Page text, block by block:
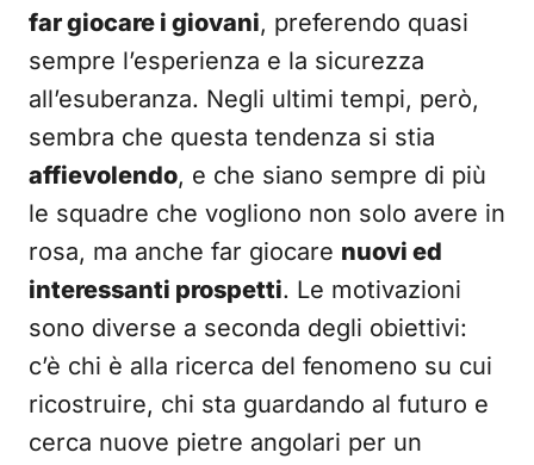
far giocare i giovani, preferendo quasi
sempre l’esperienza e la sicurezza
all’esuberanza. Negli ultimi tempi, però,
sembra che questa tendenza si stia
affievolendo, e che siano sempre di più
le squadre che vogliono non solo avere in
rosa, ma anche far giocare nuovi ed
interessanti prospetti. Le motivazioni
sono diverse a seconda degli obiettivi:
c’è chi è alla ricerca del fenomeno su cui
ricostruire, chi sta guardando al futuro e
cerca nuove pietre angolari per un